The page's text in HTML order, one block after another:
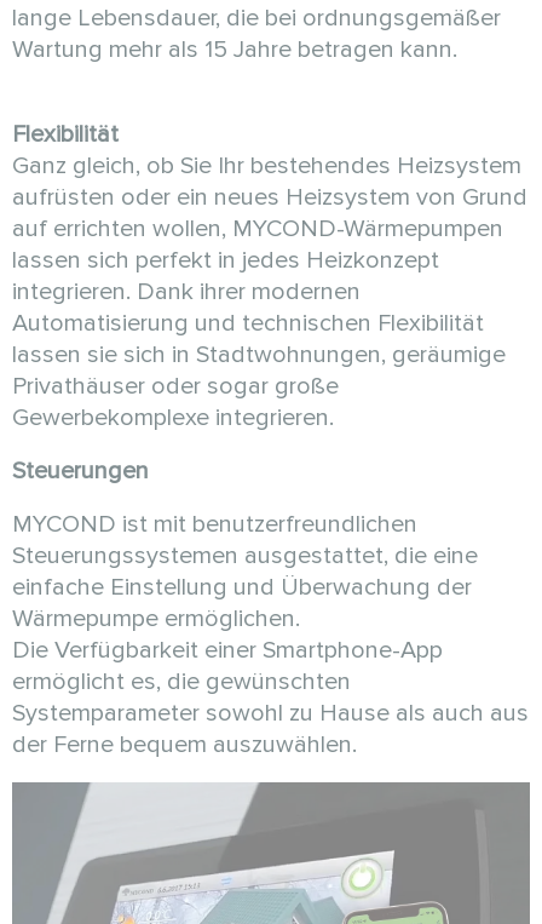
lange Lebensdauer, die bei ordnungsgemäßer
Wartung mehr als 15 Jahre betragen kann.
Flexibilität
Ganz gleich, ob Sie Ihr bestehendes Heizsystem
aufrüsten oder ein neues Heizsystem von Grund
auf errichten wollen, MYCOND-Wärmepumpen
lassen sich perfekt in jedes Heizkonzept
integrieren. Dank ihrer modernen
Automatisierung und technischen Flexibilität
lassen sie sich in Stadtwohnungen, geräumige
Privathäuser oder sogar große
Gewerbekomplexe integrieren.
Steuerungen
MYCOND ist mit benutzerfreundlichen
Steuerungssystemen ausgestattet, die eine
einfache Einstellung und Überwachung der
Wärmepumpe ermöglichen.
Die Verfügbarkeit einer Smartphone-App
ermöglicht es, die gewünschten
Systemparameter sowohl zu Hause als auch aus
der Ferne bequem auszuwählen.